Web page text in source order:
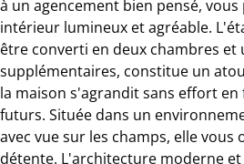
à un agencement bien pensé,
intérieur lumineux et agréable.
être converti en deux chambres et
supplémentaires, constitue un
la maison s'agrandit sans effort
futurs. Située dans un
avec vue sur les champs, elle
détente. L'architecture moderne